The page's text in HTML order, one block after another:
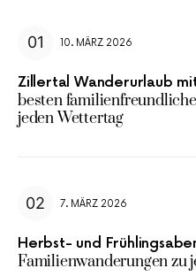
10. MÄRZ 2026
Zillertal Wanderurlaub
besten
jeden Wettertag
7. MÄRZ 2026
Herbst- und
Familienwanderungen zu